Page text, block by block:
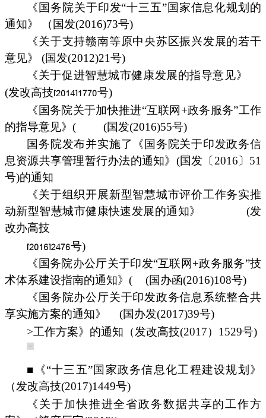
《国务院关于印发“十三五”国家信息化规划的
通知》 （国发(2016)73号)
《关于支持赣南等原中央苏区振兴发展的若干
意见》 (国发(2012)21号)
《关于促进智慧城市健康发展的指导意见》
(发改高技
号)
《国务院关于加快推进“互联网+政务服务”工作
的指导意见》(
(国发(2016)55号)
国务院发布并实施了《国务院关于印发政务信
息资源共享管理暂行办法的通知》(国发〔2016〕51
号)的通知
《关于组织开展新型智慧城市评价工作务实推
动新型智慧城市健康快速发展的通知》
(发
改办高技
号)
《国务院办公厅关于印发“互联网+政务服务”技
术体系建设指南的通知》(
(国办函(2016)108号)
《国务院办公厅关于印发政务信息系统整合共
享实施方案的通知》
(国办发(2017)39号)
>工作方案》的通知（发改高技(2017）1529号)
■《“十三五”国家政务信息化工程建设规划》
（发改高技(2017)1449号)
《关于加快推进全省政务数据共享的工作方